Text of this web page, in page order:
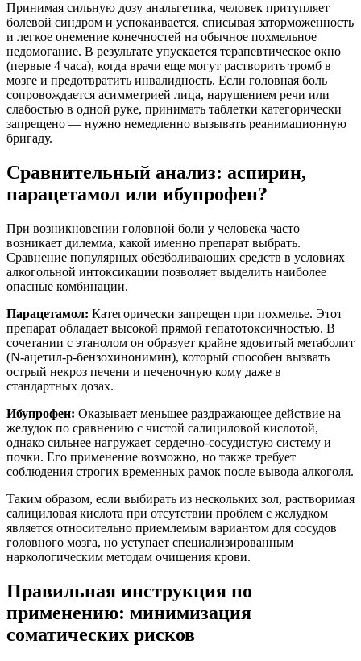
Принимая сильную дозу анальгетика, человек притупляет
болевой синдром и успокаивается, списывая заторможенность
и легкое онемение конечностей на обычное похмельное
недомогание. В результате упускается терапевтическое окно
(первые 4 часа), когда врачи еще могут растворить тромб в
мозге и предотвратить инвалидность. Если головная боль
сопровождается асимметрией лица, нарушением речи или
слабостью в одной руке, принимать таблетки категорически
запрещено — нужно немедленно вызывать реанимационную
бригаду.
Сравнительный анализ: аспирин,
парацетамол или ибупрофен?
При возникновении головной боли у человека часто
возникает дилемма, какой именно препарат выбрать.
Сравнение популярных обезболивающих средств в условиях
алкогольной интоксикации позволяет выделить наиболее
опасные комбинации.
Парацетамол: Категорически запрещен при похмелье. Этот
препарат обладает высокой прямой гепатотоксичностью. В
сочетании с этанолом он образует крайне ядовитый метаболит
(N-ацетил-p-бензохинонимин), который способен вызвать
острый некроз печени и печеночную кому даже в
стандартных дозах.
Ибупрофен: Оказывает меньшее раздражающее действие на
желудок по сравнению с чистой салициловой кислотой,
однако сильнее нагружает сердечно-сосудистую систему и
почки. Его применение возможно, но также требует
соблюдения строгих временных рамок после вывода алкоголя.
Таким образом, если выбирать из нескольких зол, растворимая
салициловая кислота при отсутствии проблем с желудком
является относительно приемлемым вариантом для сосудов
головного мозга, но уступает специализированным
наркологическим методам очищения крови.
Правильная инструкция по
применению: минимизация
соматических рисков